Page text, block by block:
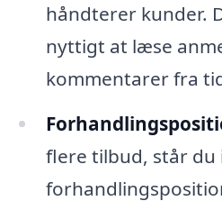
håndterer kunder.
nyttigt at læse
kommentarer fra
flere tilbud, står